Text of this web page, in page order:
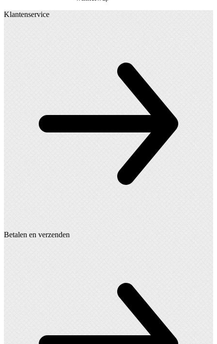
Klantenservice
Betalen en verzenden